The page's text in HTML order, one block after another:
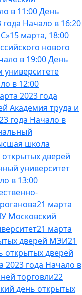
в 11:00 День
года Начало в 16:20
15 марта, 18:00
нового
в 19:00 День
университете
в 12:00
2023 года
Академия труда и
года Начало в
школа
дверей
университет
в 13:00
21 марта
Московский
21 марта
дверей МЭИ21
открытых дверей
2023 года Начало в
торговли22
день открытых